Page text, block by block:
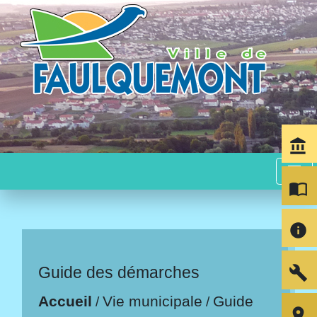
menu
Guide des démarches
Accueil /Vie municipale / Guide
account_balance
import_contacts
info
build